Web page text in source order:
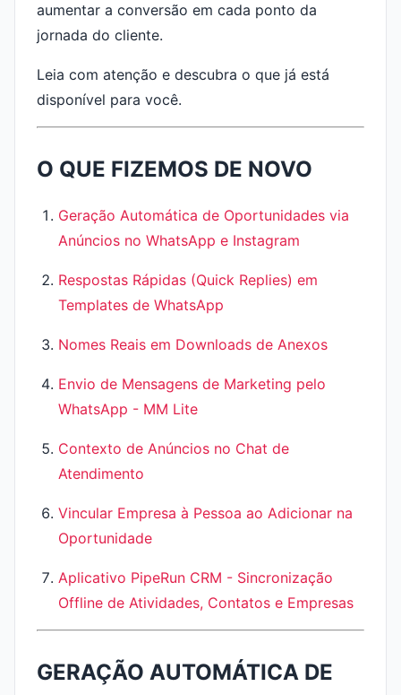
aumentar a conversão em cada ponto da
jornada do cliente.
Leia com atenção e descubra o que já está
disponível para você.
O QUE FIZEMOS DE NOVO
Geração Automática de Oportunidades via
Anúncios no WhatsApp e Instagram
Respostas Rápidas (Quick Replies) em
Templates de WhatsApp
Nomes Reais em Downloads de Anexos
Envio de Mensagens de Marketing pelo
WhatsApp - MM Lite
Contexto de Anúncios no Chat de
Atendimento
Vincular Empresa à Pessoa ao Adicionar na
Oportunidade
Aplicativo PipeRun CRM - Sincronização
Offline de Atividades, Contatos e Empresas
GERAÇÃO AUTOMÁTICA DE